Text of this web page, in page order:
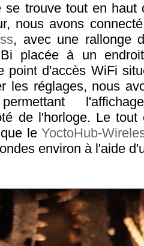
se trouve tout en haut
nous avons
, avec une rallonge
placée à un
point d'accès WiFi
les réglages, nous
de l'horloge. Le
que leYoctoHub-
environ à l'aide